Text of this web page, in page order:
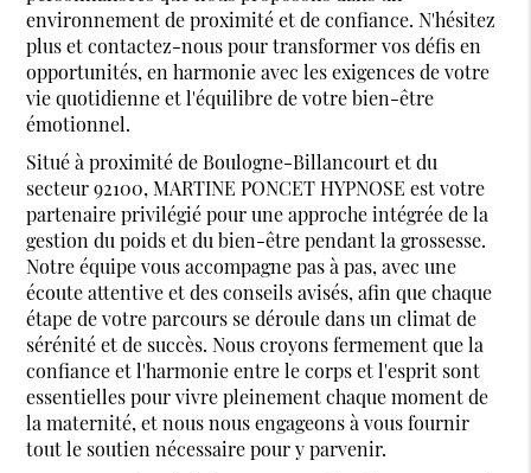
environnement de proximité et de confiance. N'hésitez
plus et contactez-nous pour transformer vos défis en
opportunités, en harmonie avec les exigences de votre
vie quotidienne et l'équilibre de votre bien-être
émotionnel.
Situé à proximité de Boulogne-Billancourt et du
secteur 92100, MARTINE PONCET HYPNOSE est votre
partenaire privilégié pour une approche intégrée de la
gestion du poids et du bien-être pendant la grossesse.
Notre équipe vous accompagne pas à pas, avec une
écoute attentive et des conseils avisés, afin que chaque
étape de votre parcours se déroule dans un climat de
sérénité et de succès. Nous croyons fermement que la
confiance et l'harmonie entre le corps et l'esprit sont
essentielles pour vivre pleinement chaque moment de
la maternité, et nous nous engageons à vous fournir
tout le soutien nécessaire pour y parvenir.